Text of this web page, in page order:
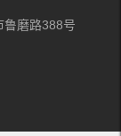
鲁磨路388号